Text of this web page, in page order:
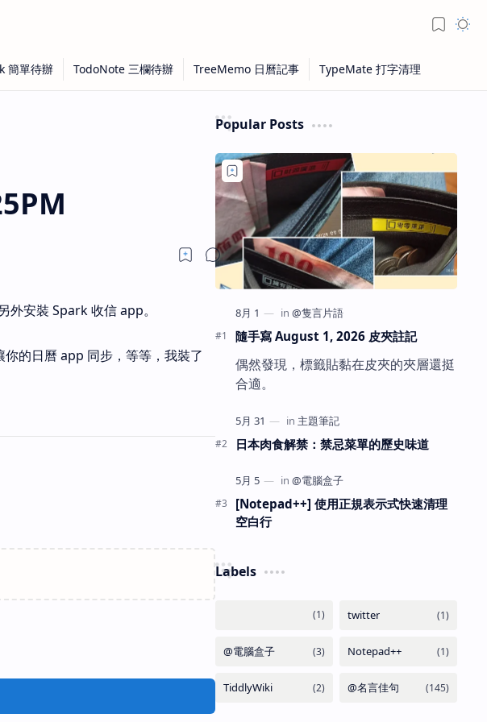
安裝 Spark 收信 app。
的日曆 app 同步，等等，我裝了
Popular Posts
隨手寫 August 1, 2026 皮夾註記
偶然發現，標籤貼黏在皮夾的夾層還挺
合適。
日本肉食解禁：禁忌菜單的歷史味道
[Notepad++] 使用正規表示式快速清理
空白行
Labels